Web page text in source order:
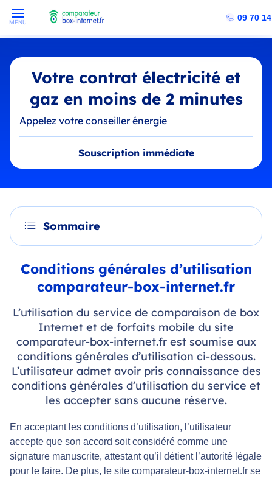
MENU 09 70
Votre contrat électricité et
gaz en moins de 2 minutes
Appelez votre conseiller énergie
Souscription immédiate
Sommaire
Conditions générales d’utilisation
comparateur-box-internet.fr
L’utilisation du service de comparaison de box
Internet et de forfaits mobile du site
comparateur-box-internet.fr est soumise aux
conditions générales d’utilisation ci-dessous.
L’utilisateur admet avoir pris connaissance des
conditions générales d’utilisation du service et
les accepter sans aucune réserve.
En acceptant les conditions d’utilisation, l’utilisateur
accepte que son accord soit considéré comme une
signature manuscrite, attestant qu’il détient l’autorité légale
pour le faire. De plus, le site comparateur-box-internet.fr se